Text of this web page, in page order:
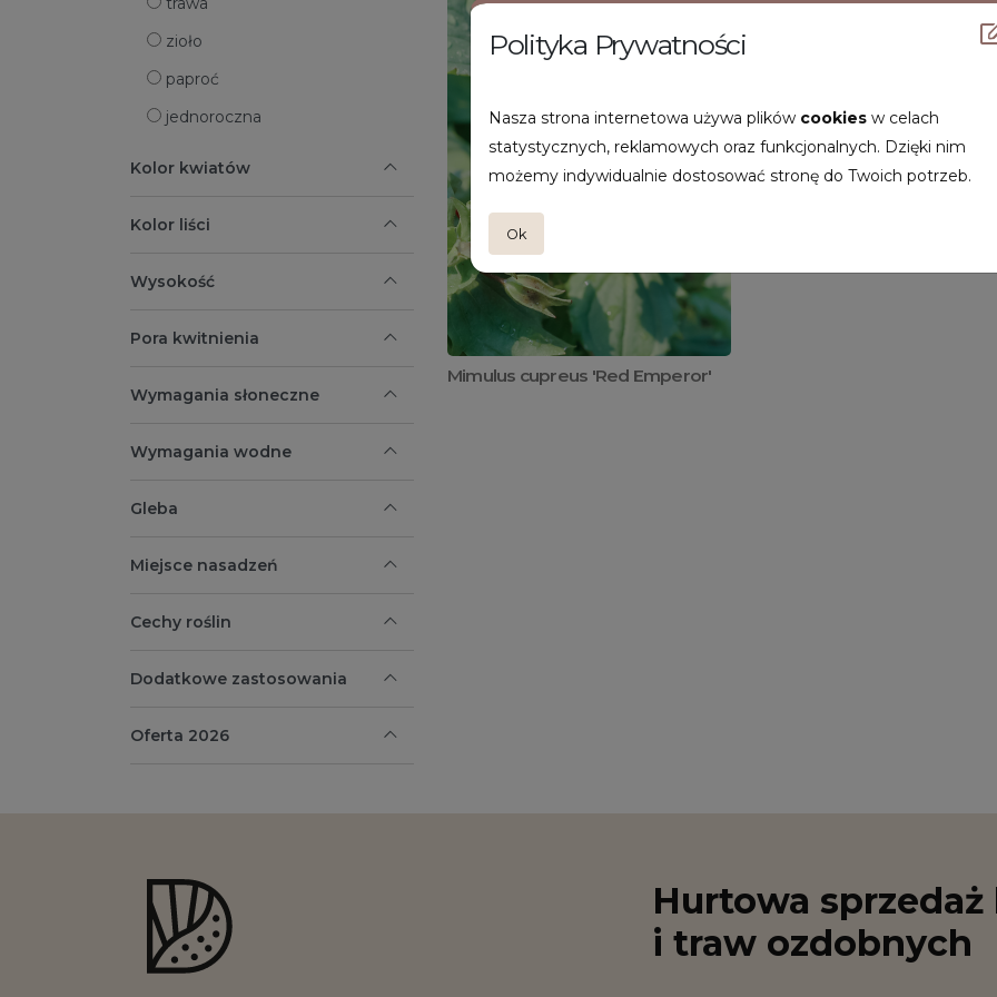
Polityka Prywatności
Nasza strona internetowa używa plików cookies w celach
statystycznych, reklamowych oraz funkcjonalnych. Dzięki nim
możemy indywidualnie dostosować stronę do Twoich potrzeb.
Ok
zioło
paproć
jednoroczna
Kolor kwiatów
Kolor liści
Wysokość
Pora kwitnienia
Wymagania słoneczne
Wymagania wodne
Gleba
Miejsce nasadzeń
Cechy roślin
Dodatkowe zastosowania
Oferta 2026
Mimulus cupreus 'Red Emperor'
Hurtowa sprzedaż
i traw ozdobnych